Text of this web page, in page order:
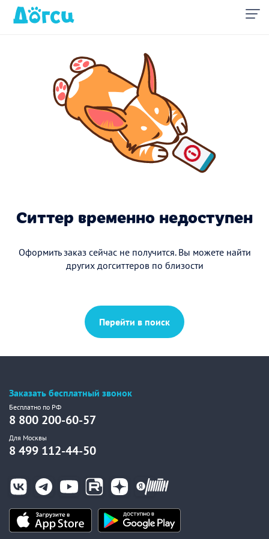
Ситтер временно недоступен
Оформить заказ сейчас не получится. Вы можете найти
других догситтеров по близости
Перейти в поиск
Заказать бесплатный звонок
Бесплатно по РФ
8 800 200-60-57
Для Москвы
8 499 112-44-50